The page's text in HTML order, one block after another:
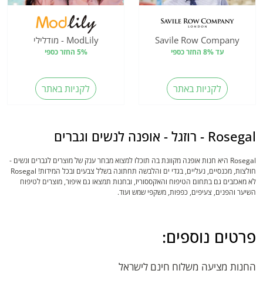
Savile Row Company
עד 8% החזר כספי
לקניות באתר
ModLily - מודלילי
5% החזר כספי
לקניות באתר
Rosegal - רוזגל - אופנה לנשים וגברים
Rosegal היא חנות אופנה מקוונת בה תוכלו למצוא מבחר ענק של מוצרים לגברים ונשים -
חולצות, מכנסיים, נעליים, בגדי ים והלבשה תחתונה בשלל צבעים ובכל המידות! Rosegal
לא מאכזבים גם בתחום הטיפוח והאקססוריז, ובחנות תמצאו גם איפור, מוצרים לטיפוח
השיער והפנים, צעיפים, כפפות, משקפי שמש ועוד.
פרטים נוספים:
החנות מציעה משלוח חינם לישראל